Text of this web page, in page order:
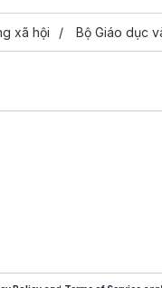
xã hội Bộ Giáo dục